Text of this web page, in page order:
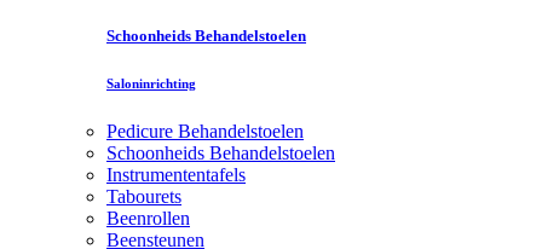
Schoonheids Behandelstoelen
Saloninrichting
Pedicure Behandelstoelen
Schoonheids Behandelstoelen
Instrumententafels
Tabourets
Beenrollen
Beensteunen